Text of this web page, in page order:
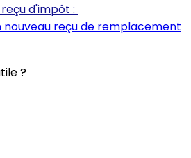
d'impôt :
nouveau reçu de remplacement
?